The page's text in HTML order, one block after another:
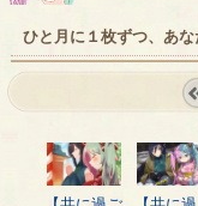
ひと月に１枚ずつ、あな